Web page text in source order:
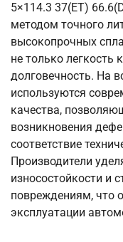
5×114.3 37(ET)
методом точного
высокопрочных
не только легкость
долговечность. На
используются
качества,
возникновения
соответствие
Производители
износостойкости и
повреждениям, что
эксплуатации